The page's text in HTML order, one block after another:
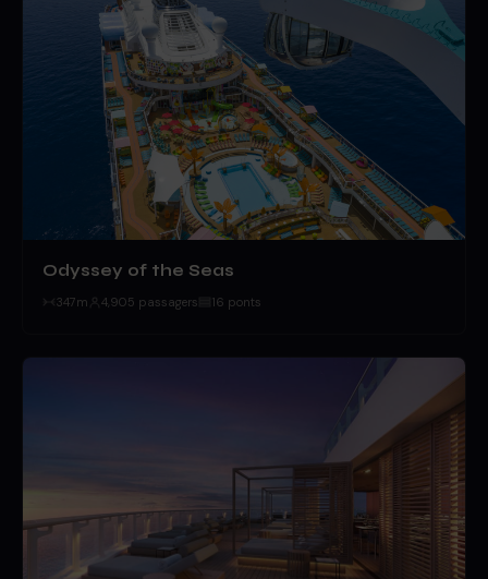
Odyssey of the Seas
347m 4,905 passagers 16 ponts